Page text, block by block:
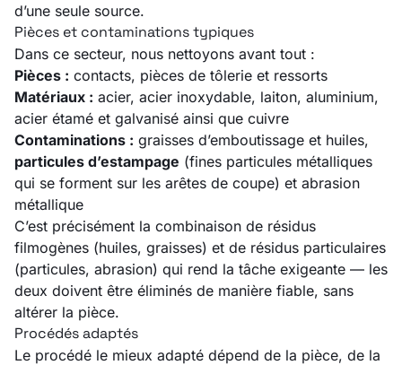
d’une seule source.
Pièces et contaminations typiques
Dans ce secteur, nous nettoyons avant tout :
Pièces : contacts, pièces de tôlerie et ressorts
Matériaux : acier, acier inoxydable, laiton, aluminium,
acier étamé et galvanisé ainsi que cuivre
Contaminations : graisses d’emboutissage et huiles,
particules d’estampage (fines particules métalliques
qui se forment sur les arêtes de coupe) et abrasion
métallique
C’est précisément la combinaison de résidus
filmogènes (huiles, graisses) et de résidus particulaires
(particules, abrasion) qui rend la tâche exigeante — les
deux doivent être éliminés de manière fiable, sans
altérer la pièce.
Procédés adaptés
Le procédé le mieux adapté dépend de la pièce, de la